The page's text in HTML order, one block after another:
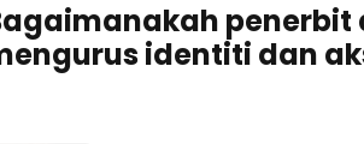
identiti dan